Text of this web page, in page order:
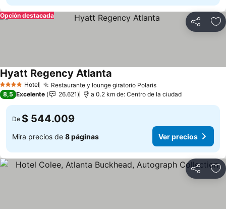
Compartir
Opción destacada
4 EstrellasHotel Restaurante y lounge giratorio Polaris
Hyatt Regency Atlanta
8,5 Excelente 26.621 a 0.2 km de: Centro de la ciudad
De $ 544.009
Mira precios de 8 páginas Ver precios
Compartir